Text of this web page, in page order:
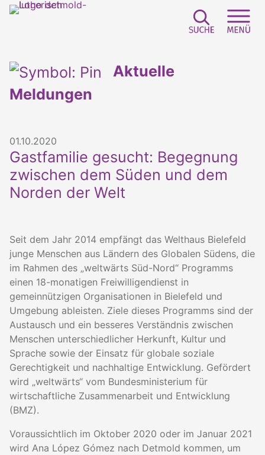
Aktuelle
Meldungen
01.10.2020
Gastfamilie gesucht: Begegnung
zwischen dem Süden und dem
Norden der Welt
Seit dem Jahr 2014 empfängt das Welthaus Bielefeld
junge Menschen aus Ländern des Globalen Südens, die
im Rahmen des „weltwärts Süd-Nord“ Programms
einen 18-monatigen Freiwilligendienst in
gemeinnützigen Organisationen in Bielefeld und
Umgebung ableisten. Ziele dieses Programms sind der
Austausch und ein besseres Verständnis zwischen
Menschen unterschiedlicher Herkunft, Kultur und
Sprache sowie der Einsatz für globale soziale
Gerechtigkeit und nachhaltige Entwicklung. Gefördert
wird „weltwärts“ vom Bundesministerium für
wirtschaftliche Zusammenarbeit und Entwicklung
(BMZ).
Voraussichtlich im Oktober 2020 oder im Januar 2021
wird Ana López Gómez nach Detmold kommen, um